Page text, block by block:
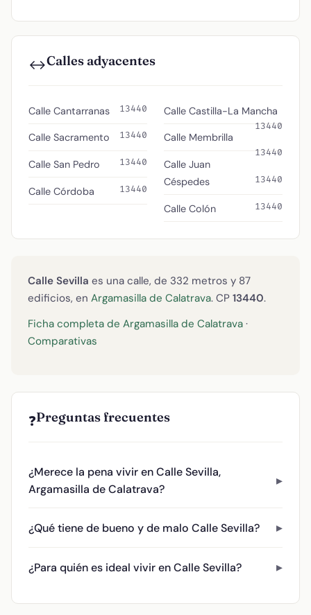
↔️Calles adyacentes
Calle Cantarranas 13440
Calle Sacramento 13440
Calle San Pedro 13440
Calle Córdoba 13440
Calle Castilla-La Mancha
13440
Calle Membrilla
13440
Calle Juan
Céspedes
13440
Calle Colón 13440
Calle Sevilla es una calle, de 332 metros y 87
edificios, en Argamasilla de Calatrava. CP 13440.
Ficha completa de Argamasilla de Calatrava ·
Comparativas
❓Preguntas frecuentes
¿Merece la pena vivir en Calle Sevilla,
Argamasilla de Calatrava?
¿Qué tiene de bueno y de malo Calle Sevilla?
¿Para quién es ideal vivir en Calle Sevilla?